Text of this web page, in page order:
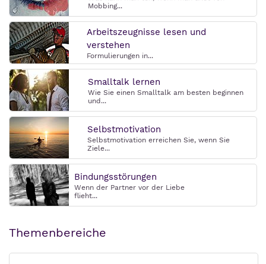
Mobbing...
Arbeitszeugnisse lesen und
verstehen
Formulierungen in...
Smalltalk lernen
Wie Sie einen Smalltalk am besten beginnen
und...
Selbstmotivation
Selbstmotivation erreichen Sie, wenn Sie
Ziele...
Bindungsstörungen
Wenn der Partner vor der Liebe
flieht...
Themenbereiche